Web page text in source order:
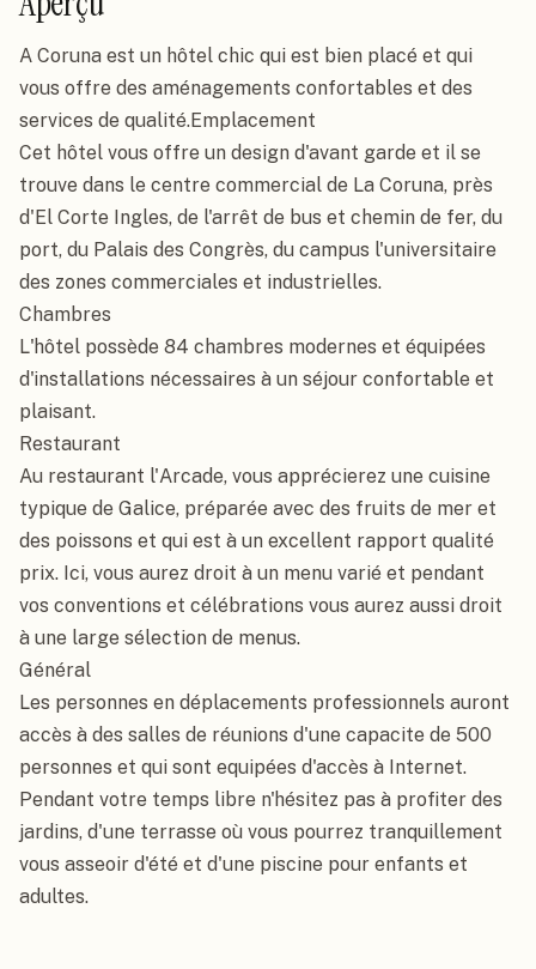
A Coruna est un hôtel chic qui est bien placé et qui
vous offre des aménagements confortables et des
services de qualité.Emplacement
Cet hôtel vous offre un design d'avant garde et il se
trouve dans le centre commercial de La Coruna, près
d'El Corte Ingles, de l'arrêt de bus et chemin de fer, du
port, du Palais des Congrès, du campus l'universitaire
des zones commerciales et industrielles.
Chambres
L'hôtel possède 84 chambres modernes et équipées
d'installations nécessaires à un séjour confortable et
plaisant.
Restaurant
Au restaurant l'Arcade, vous apprécierez une cuisine
typique de Galice, préparée avec des fruits de mer et
des poissons et qui est à un excellent rapport qualité
prix. Ici, vous aurez droit à un menu varié et pendant
vos conventions et célébrations vous aurez aussi droit
à une large sélection de menus.
Général
Les personnes en déplacements professionnels auront
accès à des salles de réunions d'une capacite de 500
personnes et qui sont equipées d'accès à Internet.
Pendant votre temps libre n'hésitez pas à profiter des
jardins, d'une terrasse où vous pourrez tranquillement
vous asseoir d'été et d'une piscine pour enfants et
adultes.